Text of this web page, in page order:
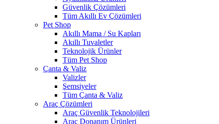
Güvenlik Çözümleri
Tüm Akıllı Ev Çözümleri
Pet Shop
Akıllı Mama / Su Kapları
Akıllı Tuvaletler
Teknolojik Ürünler
Tüm Pet Shop
Çanta & Valiz
Valizler
Şemsiyeler
Tüm Çanta & Valiz
Araç Çözümleri
Araç Güvenlik Teknolojileri
Araç Donanım Ürünleri